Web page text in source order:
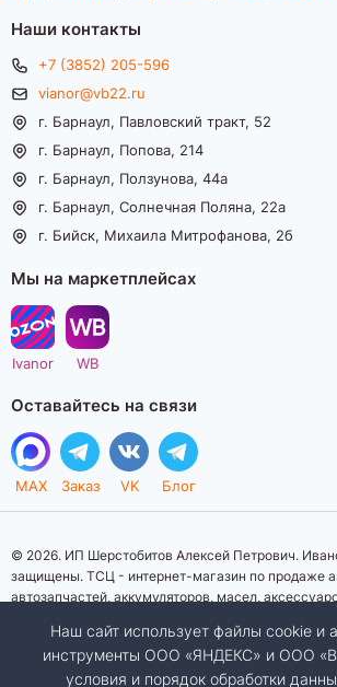
Наши контакты
+7 (3852) 205-596
vianor@vb22.ru
г. Барнаул, Павловский тракт, 52
г. Барнаул, Попова, 214
г. Барнаул, Ползунова, 44а
г. Барнаул, Солнечная Поляна, 22а
г. Бийск, Михаила Митрофанова, 2б
Мы на маркетплейсах
Ivanor WB
Оставайтесь на связи
MAX Заказ VK Блог
© 2026. ИП Шерстобитов Алексей Петрович.
защищены. ТСЦ - интернет-магазин по продаже
автозапчастей, аккумуляторов, масел,
информационный характер. Представленная
стоимости, характеристик, фото, наличия на
условиях не является публичной офертой,
Наш сайт использует файлы cookie и
инструменты ООО «ЯНДЕКС» и ООО
условия и порядок обработки